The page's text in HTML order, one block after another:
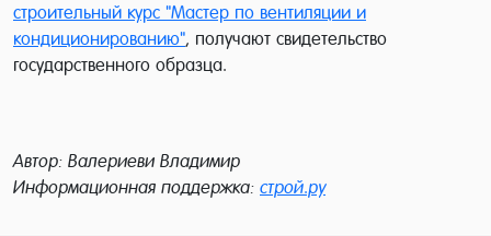
строительный курс "Мастер по вентиляции и
кондиционированию", получают свидетельство
государственного образца.
Автор: Валериеви Владимир
Информационная поддержка: строй.ру